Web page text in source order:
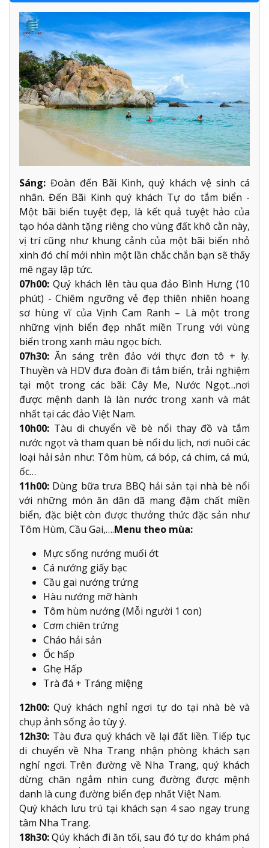
Sáng: Đoàn đến Bãi Kinh, quý khách vệ sinh cá
nhân. Đến Bãi Kinh quý khách Tự do tắm biển -
Một bãi biển tuyệt đẹp, là kết quả tuyệt hảo của
tạo hóa dành tặng riêng cho vùng đất khô cằn này,
vị trí cũng như khung cảnh của một bãi biển nhỏ
xinh đó chỉ mới nhìn một lần chắc chắn bạn sẽ thấy
mê ngay lập tức.
07h00: Quý khách lên tàu qua đảo Bình Hưng (10
phút) - Chiêm ngưỡng vẻ đẹp thiên nhiên hoang
sơ hùng vĩ của Vịnh Cam Ranh – Là một trong
những vịnh biển đẹp nhất miền Trung với vùng
biển trong xanh màu ngọc bích.
07h30: Ăn sáng trên đảo với thực đơn tô + ly.
Thuyền và HDV đưa đoàn đi tắm biển, trải nghiệm
tại một trong các bãi: Cây Me, Nước Ngọt…nơi
được mệnh danh là làn nước trong xanh và mát
nhất tại các đảo Việt Nam.
10h00: Tàu di chuyển về bè nổi thay đồ và tắm
nước ngọt và tham quan bè nổi du lịch, nơi nuôi các
loại hải sản như: Tôm hùm, cá bóp, cá chim, cá mú,
ốc…
11h00: Dùng bữa trưa BBQ hải sản tại nhà bè nổi
với những món ăn dân dã mang đậm chất miền
biển, đặc biệt còn được thưởng thức đặc sản như
Tôm Hùm, Cầu Gai,….Menu theo mùa:
Mực sống nướng muối ớt
Cá nướng giấy bạc
Cầu gai nướng trứng
Hàu nướng mỡ hành
Tôm hùm nướng (Mỗi người 1 con)
Cơm chiên trứng
Cháo hải sản
Ốc hấp
Ghẹ Hấp
Trà đá + Tráng miệng
12h00:Quý khách nghỉ ngơi tự do tại nhà bè và
chụp ảnh sống ảo tùy ý.
12h30: Tàu đưa quý khách về lại đất liền. Tiếp tục
di chuyển về Nha Trang nhận phòng khách sạn
nghỉ ngơi. Trên đường về Nha Trang, quý khách
dừng chân ngắm nhìn cung đường được mệnh
danh là cung đường biển đẹp nhất Việt Nam.
Quý khách lưu trú tại khách sạn 4 sao ngay trung
tâm Nha Trang.
18h30:Qúy khách đi ăn tối, sau đó tự do khám phá